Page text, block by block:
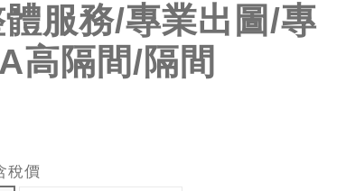
服務/專業出圖/專
高隔間/隔間
稅價